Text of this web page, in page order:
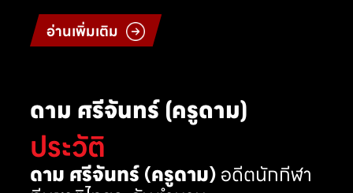
อ่านเพิ่มเติม
ดาม ศรีจันทร์ (ครูดาม)
ประวัติ
ดาม ศรีจันทร์ (ครูดาม)อดีตนักกีฬา